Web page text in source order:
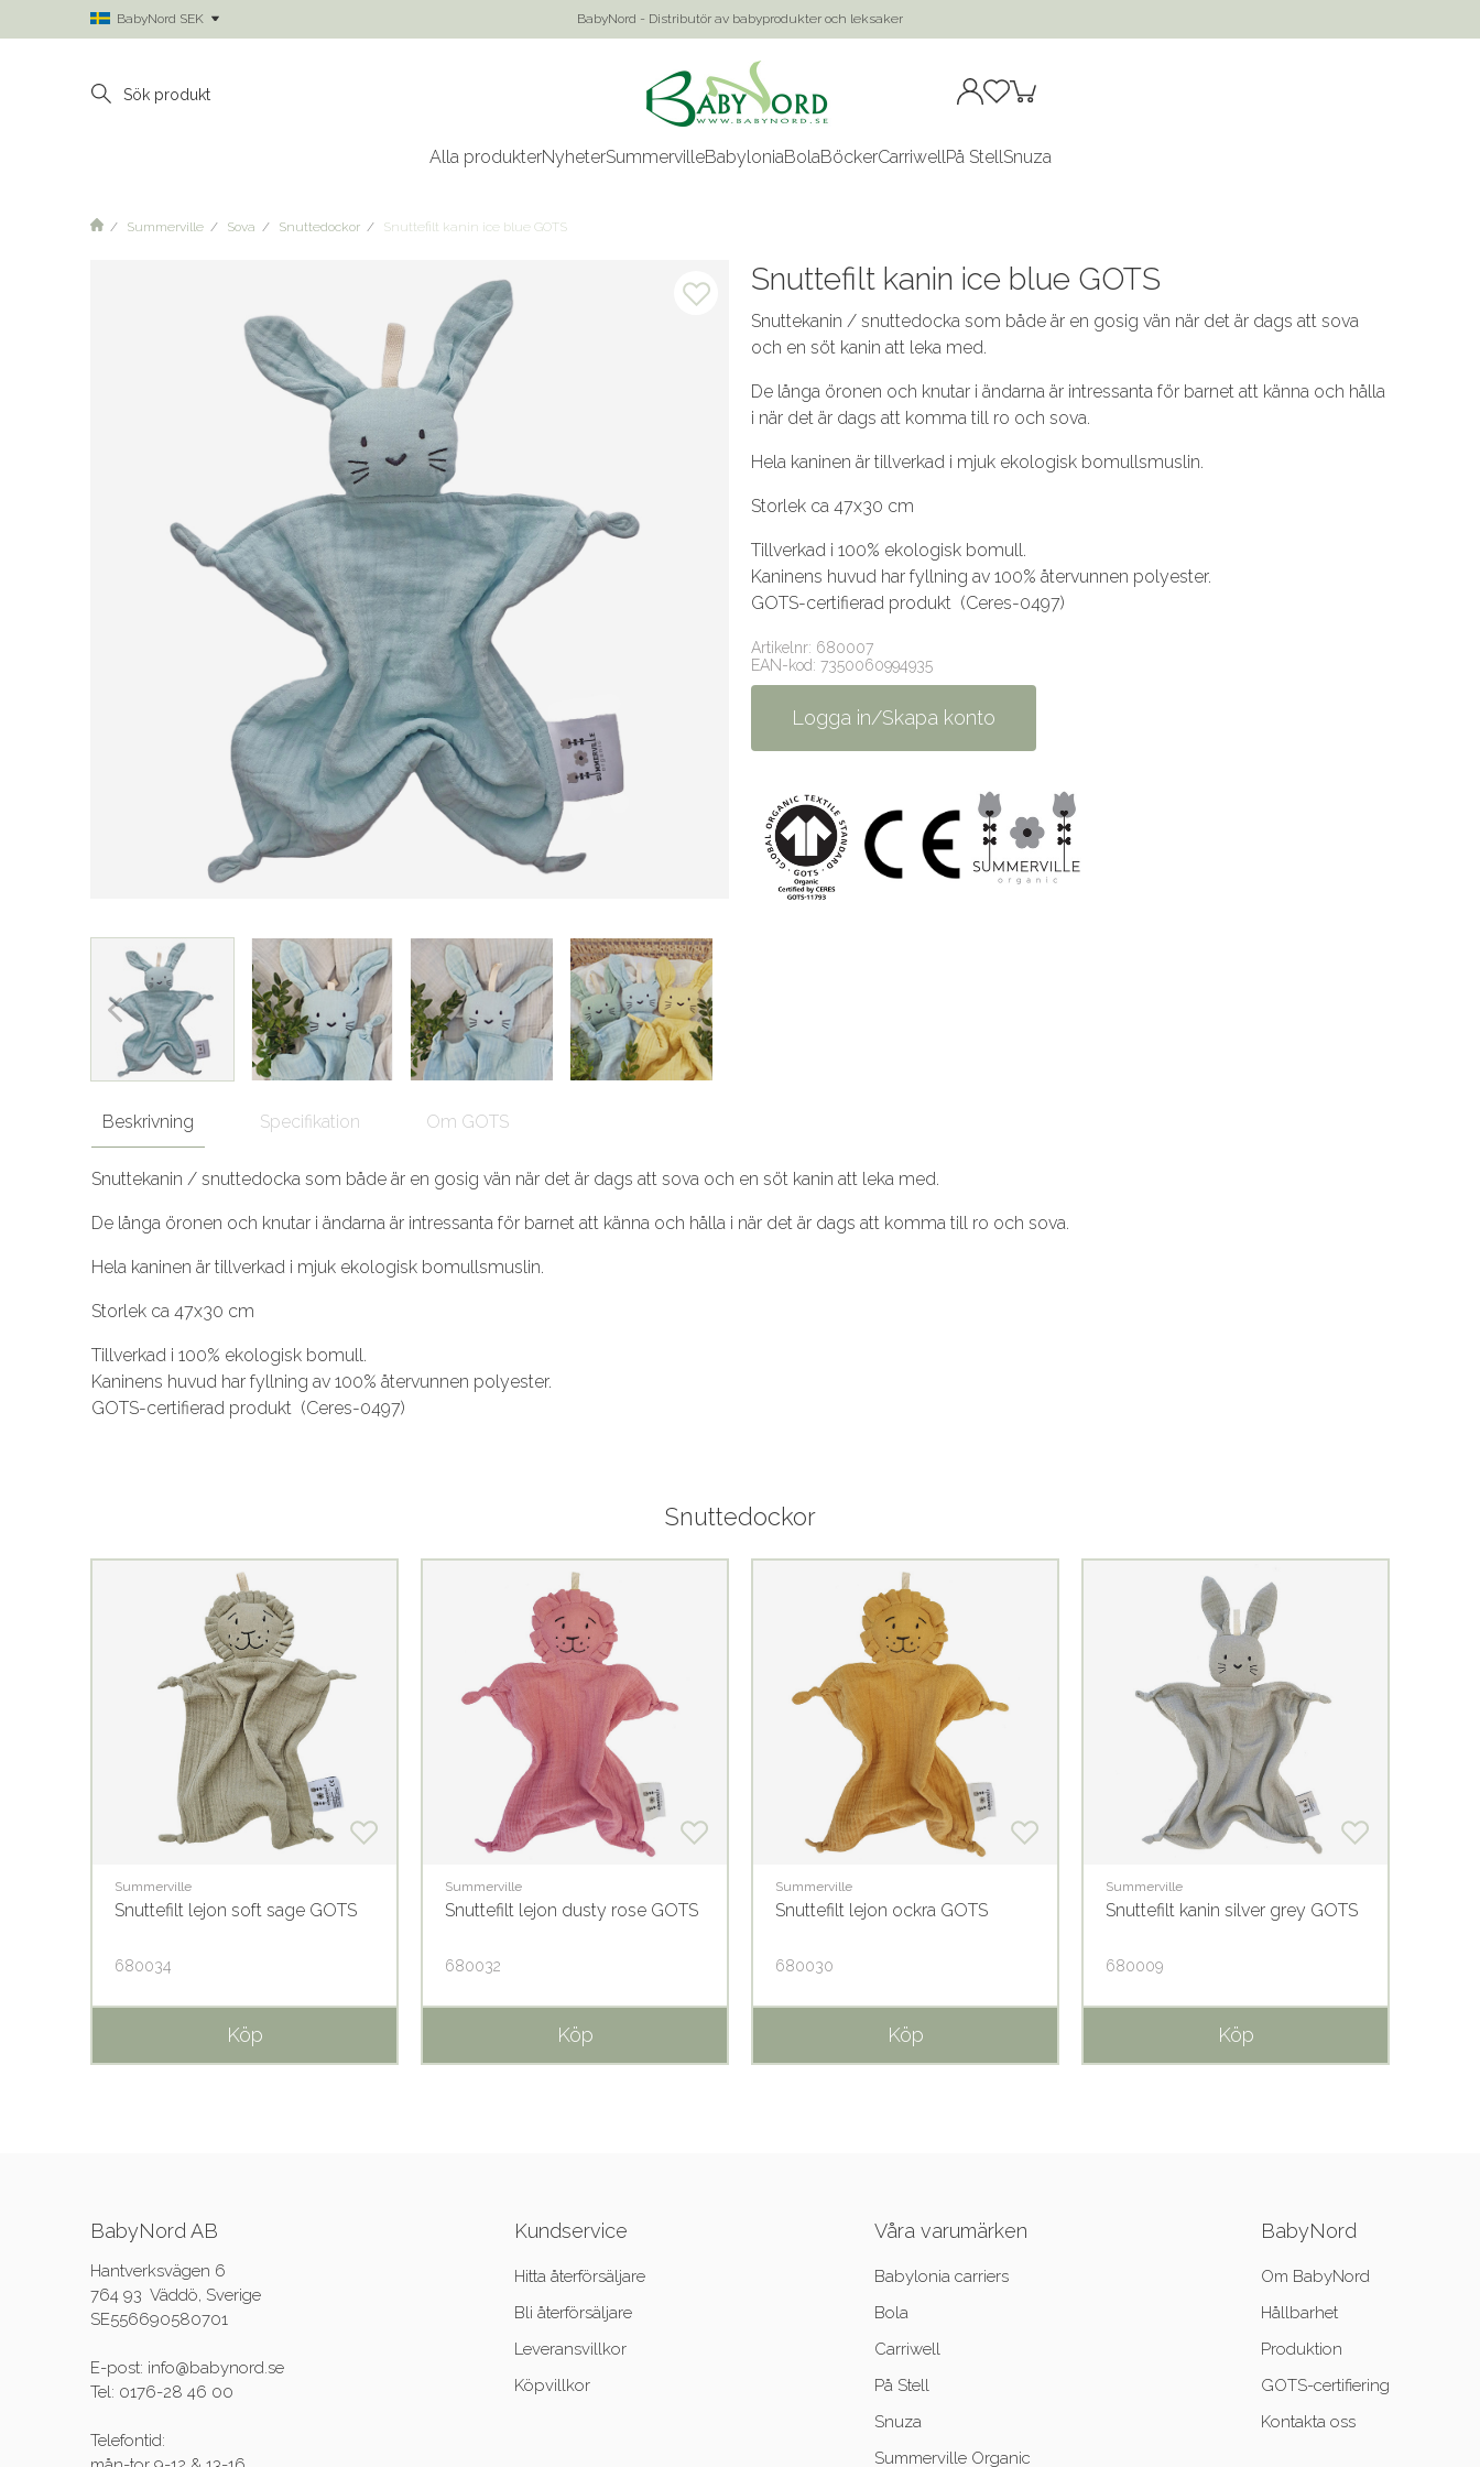
BabyNord SEK BabyNord - Distributör av babyprodukter och leksaker
Alla produkterNyheterSummervilleBabyloniaBolaBöckerCarriwellPå StellSnuza
Summerville Sova Snuttedockor Snuttefilt kanin ice blue GOTS
Snuttefilt kanin ice blue GOTS
Snuttekanin / snuttedocka som både är en gosig vän när det är dags att sova
och en söt kanin att leka med.
De långa öronen och knutar i ändarna är intressanta för barnet att känna och hålla
i när det är dags att komma till ro och sova.
Hela kaninen är tillverkad i mjuk ekologisk bomullsmuslin.
Storlek ca 47x30 cm
Tillverkad i 100% ekologisk bomull.
Kaninens huvud har fyllning av 100% återvunnen polyester.
GOTS-certifierad produkt (Ceres-0497)
Artikelnr: 680007
EAN-kod: 7350060994935
Logga in/Skapa konto
Beskrivning Specifikation Om GOTS
Snuttekanin / snuttedocka som både är en gosig vän när det är dags att sova och en söt kanin att leka med.
De långa öronen och knutar i ändarna är intressanta för barnet att känna och hålla i när det är dags att komma till ro och sova.
Hela kaninen är tillverkad i mjuk ekologisk bomullsmuslin.
Storlek ca 47x30 cm
Tillverkad i 100% ekologisk bomull.
Kaninens huvud har fyllning av 100% återvunnen polyester.
GOTS-certifierad produkt (Ceres-0497)
Snuttedockor
Summerville
Snuttefilt lejon soft sage GOTS
680034
Köp
Summerville
Snuttefilt lejon dusty rose GOTS
680032
Köp
Summerville
Snuttefilt lejon ockra GOTS
680030
Köp
Summerville
Snuttefilt kanin silver grey GOTS
680009
Köp
BabyNord AB
Hantverksvägen 6
764 93 Väddö, Sverige
SE556690580701
E-post: info@babynord.se
Tel: 0176-28 46 00
Telefontid:
Kundservice
Hitta återförsäljare
Bli återförsäljare
Leveransvillkor
Köpvillkor
Våra varumärken
Babylonia carriers
Bola
Carriwell
På Stell
Snuza
Summerville Organic
BabyNord
Om BabyNord
Hållbarhet
Produktion
GOTS-certifiering
Kontakta oss